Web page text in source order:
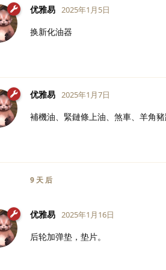
优雅易 2025年1月5日
换新化油器
优雅易 2025年1月7日
補機油、緊鏈條上油、煞車、羊角
9 天 后
优雅易 2025年1月16日
后轮加弹垫，垫片。